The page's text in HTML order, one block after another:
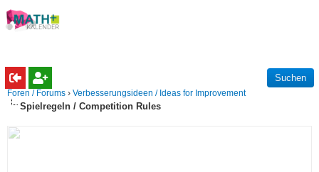
Foren / Forums › Verbesserungsideen / Ideas for Improvement
Spielregeln / Competition Rules